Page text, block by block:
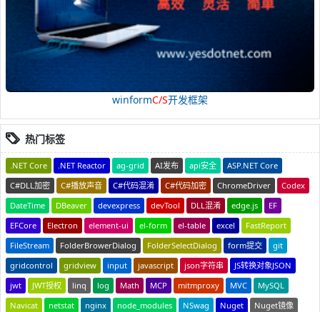
winformC/S开发框架
热门标签
.NET Core .NET Reactor ag-grid AI发布 api安全
ASP.NET Core
C#DLL加密
C#播放声音 C#代码混淆 C#代码加密 ChromeDriver
Codex
DateTime
DBeaver devexpress devTool DLL混淆 edge.js
EF
EFCore
Electron element-ui el-form el-table excel
FastReport
FileStream
FolderBrowerDialog FolderSelectDialog form提交
git
gridcontrol
gridview input javascript json字符串
JS转换对象JSON
jwt
JWT授权 linq log Math MCP mitmproxy MVC
MySQL
Navicat
netstat nginx node_modules NSwag Nuget
Nuget镜像